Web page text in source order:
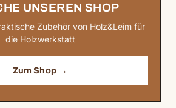
UNSEREN SHOP
Zubehör von Holz&Leim für
die Holzwerkstatt
Zum Shop →